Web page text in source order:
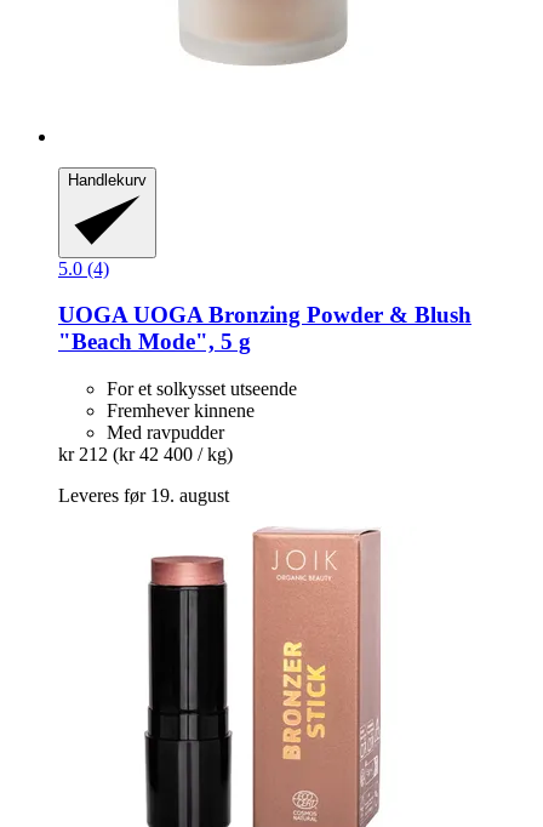
Handlekurv
5.0 (4)
UOGA UOGABronzing Powder & Blush
"Beach Mode", 5 g
For et solkysset utseende
Fremhever kinnene
Med ravpudder
kr 212 (kr 42 400 / kg)
Leveres før 19. august